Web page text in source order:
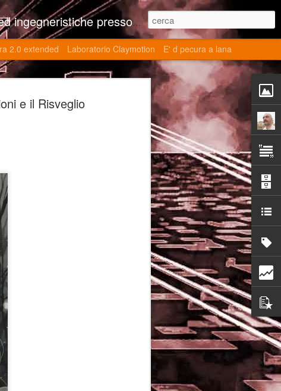
e il Risveglio
contiene contributi autoriali scientifici, commenti al retrogame, domande e risposte sulle tematiche della modellazione 3d
2.0 extended Laboratorio Claymotion E' d pecura a lana
day 5032 Top Blade
ブレード V)